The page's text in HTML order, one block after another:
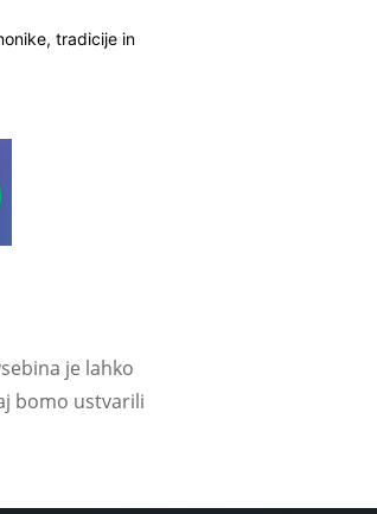
tradicije in
je lahko
bomo ustvarili